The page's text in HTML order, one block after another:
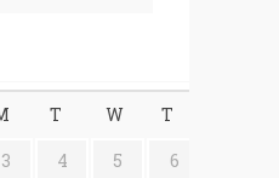
T W T
3 4 5 6